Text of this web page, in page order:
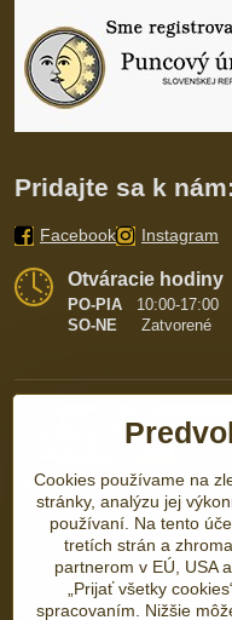
Pridajte sa k nám:
Facebook Instagram
Otváracie hodiny
PO-PIA
10:00-17:00
SO-NE Zatvorené
Cookies používame na
stránky, analýzu jej
používaní. Na tento
tretích strán a
partnerom v EÚ, USA
„Prijať všetky
spracovaním. Nižšie